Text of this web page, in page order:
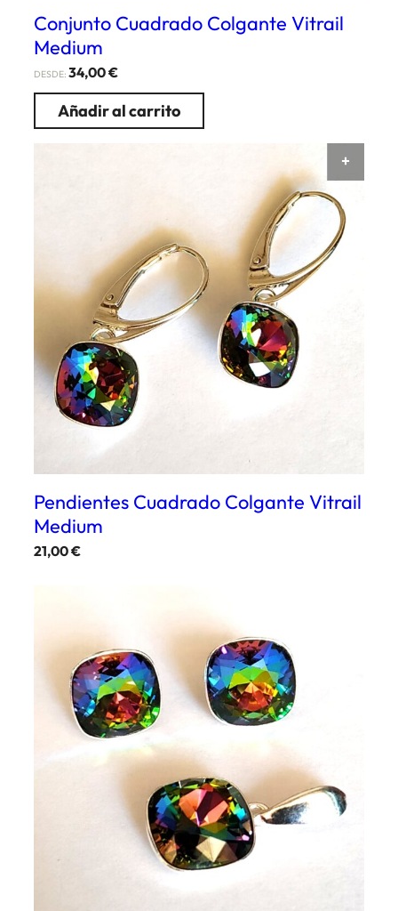
Conjunto Cuadrado Colgante Vitrail
Medium
DESDE: 34,00€
Añadir al carrito
Pendientes Cuadrado Colgante Vitrail
Medium
21,00€